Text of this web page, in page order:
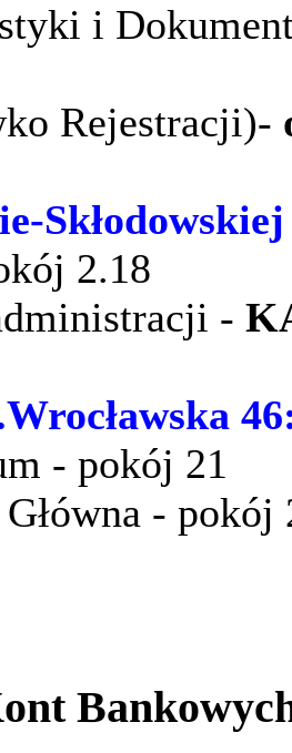
i
Rejestracji)-
Skłodowskiej
2.18
-
- pokój 21
Główna -